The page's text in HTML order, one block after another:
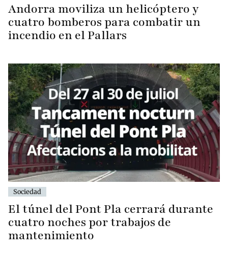
Andorra moviliza un helicóptero y
cuatro bomberos para combatir un
incendio en el Pallars
Sociedad
El túnel del Pont Pla cerrará durante
cuatro noches por trabajos de
mantenimiento